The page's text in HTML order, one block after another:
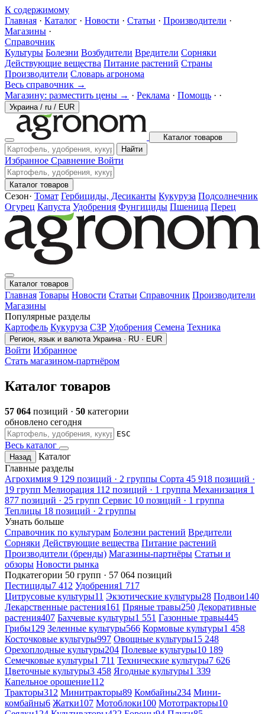
К содержимому
Главная · Каталог · Новости · Статьи · Производители ·
Магазины ·
Справочник
Культуры Болезни Возбудители Вредители Сорняки
Действующие вещества Питание растений Страны
Производители Словарь агронома
Весь справочник →
Магазину: разместить цены → · Реклама · Помощь · ·
Украина / ru / EUR
Каталог товаров
Найти
Избранное Сравнение Войти
Каталог товаров
Сезон· Томат Гербициды, Десиканты Кукуруза Подсолнечник
Огурец Капуста Удобрения Фунгициды Пшеница Перец
Каталог товаров
Главная Товары Новости Статьи Справочник Производители
Магазины
Популярные разделы
Картофель Кукуруза СЗР Удобрения Семена Техника
Регион, язык и валюта Украина · RU · EUR
Войти Избранное
Стать магазином-партнёром
Каталог товаров
57 064 позиций · 50 категории
обновлено сегодня
ESC
Весь каталог
Назад
Каталог
Главные разделы
Агрохимия 9 129 позиций · 2 группы Сорта 45 918 позиций ·
19 групп Мелиорация 112 позиций · 1 группа Механизация 1
877 позиций · 25 групп Сервис 10 позиций · 1 группа
Теплицы 18 позиций · 2 группы
Узнать больше
Справочник по культурам Болезни растений Вредители
Сорняки Действующие вещества Питание растений
Производители (бренды) Магазины-партнёры Статьи и
обзоры Новости рынка
Подкатегории 50 групп · 57 064 позиций
Пестициды7 412 Удобрения1 717
Цитрусовые культуры11 Экзотические культуры28 Подвои140
Лекарственные растения161 Пряные травы250 Декоративные
растения407 Бахчевые культуры1 551 Газонные травы445
Грибы129 Зеленные культуры566 Кормовые культуры1 458
Косточковые культуры997 Овощные культуры15 248
Орехоплодные культуры204 Полевые культуры10 189
Семечковые культуры1 711 Технические культуры7 626
Цветочные культуры3 458 Ягодные культуры1 339
Капельное орошение112
Тракторы312 Минитракторы89 Комбайны234 Мини-
комбайны6 Жатки107 Мотоблоки100 Мототракторы10